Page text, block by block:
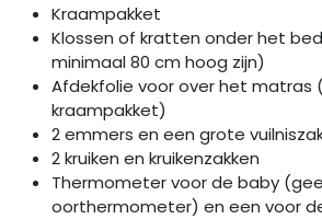
Kraampakket
Klossen of kratten onder het
minimaal 80 cm hoog zijn)
Afdekfolie voor over het matras
kraampakket)
2 emmers en een grote
2 kruiken en kruikenzakken
Thermometer voor de baby
oorthermometer) en een voor